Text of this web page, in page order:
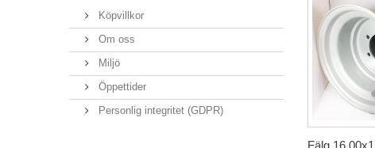
Köpvillkor
Om oss
Miljö
Öppettider
Personlig integritet (GDPR)
Fälg